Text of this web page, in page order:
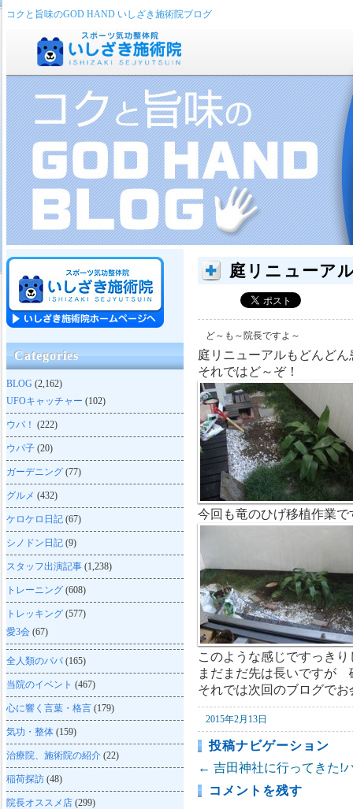
コクと旨味のGOD HAND いしざき施術院ブログ
庭リニューア
ど～も～院長ですよ～
庭リニューアルもどんど
それではど～ぞ！
今回も竜のひげ移植作業
このような感じですっき
まだまだ先は長いですが
それでは次回のブログで
2015年2月13日
投稿ナビゲーション
← 吉田神社に行ってきた!
コメントを残す
Categories
BLOG (2,162)
UFOキャッチャー (102)
ウパ！ (222)
ウパ子 (20)
ガーデニング (77)
グルメ (432)
ケロケロ日記 (67)
シノドン日記 (9)
スタッフ出演記事 (1,238)
トレーニング (608)
トレッキング (577)
愛3会 (67)
全人類のパパ (165)
当院のイベント (467)
心に響く言葉・格言 (179)
気功・整体 (159)
治療院、施術院の紹介 (22)
稲荷探訪 (48)
院長オススメ店 (299)